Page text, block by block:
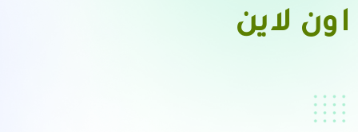
اون لاين